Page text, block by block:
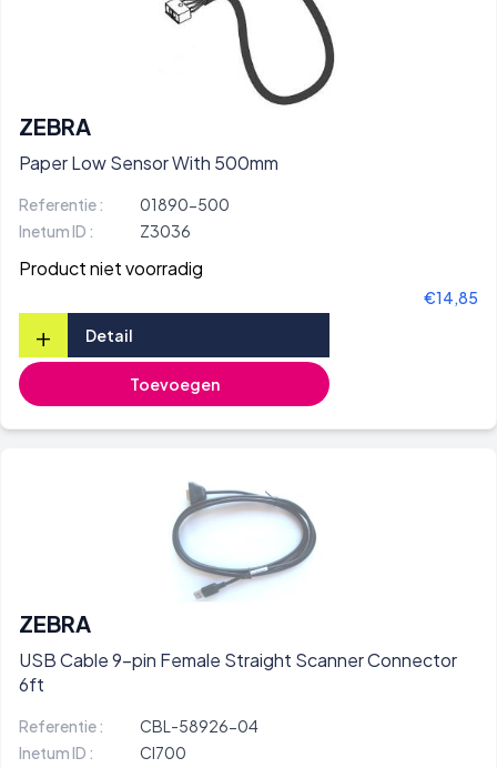
ZEBRA
Paper Low Sensor With 500mm
Referentie :
01890-500
Inetum ID :
Z3036
Product niet voorradig
€14,85
+ Detail
Toevoegen
ZEBRA
USB Cable 9-pin Female Straight Scanner Connector
6ft
Referentie :
CBL-58926-04
Inetum ID :
CI700